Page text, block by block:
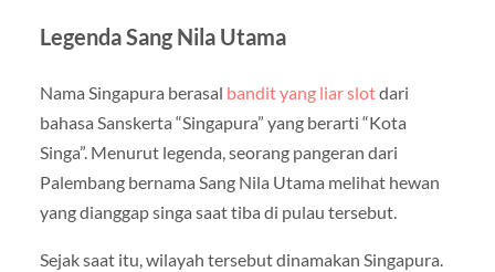
Legenda Sang Nila Utama
Nama Singapura berasal bandit yang liar slotdari
bahasa Sanskerta “Singapura” yang berarti “Kota
Singa”. Menurut legenda, seorang pangeran dari
Palembang bernama Sang Nila Utama melihat hewan
yang dianggap singa saat tiba di pulau tersebut.
Sejak saat itu, wilayah tersebut dinamakan Singapura.